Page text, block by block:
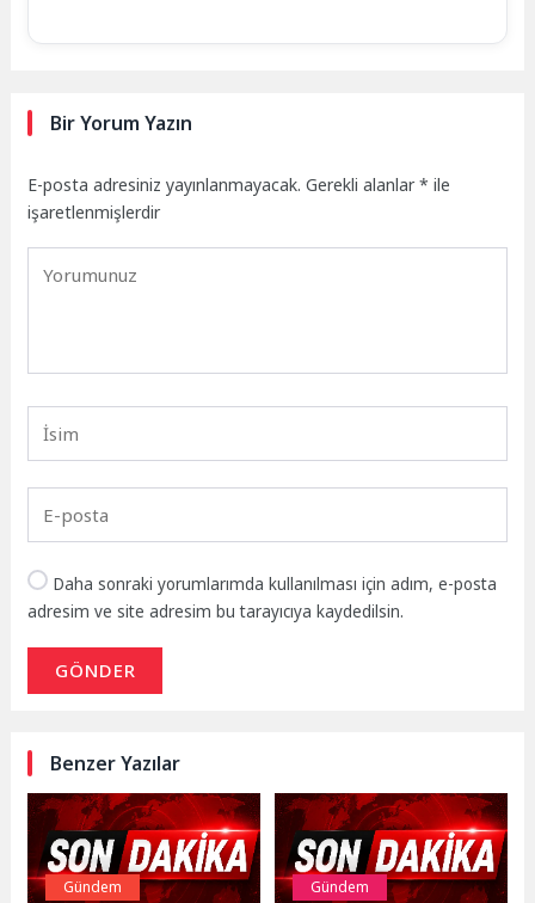
Bir Yorum Yazın
E-posta adresiniz yayınlanmayacak. Gerekli alanlar* ile
işaretlenmişlerdir
Daha sonraki yorumlarımda kullanılması için adım, e-posta
adresim ve site adresim bu tarayıcıya kaydedilsin.
GÖNDER
Benzer Yazılar
Gündem Gündem